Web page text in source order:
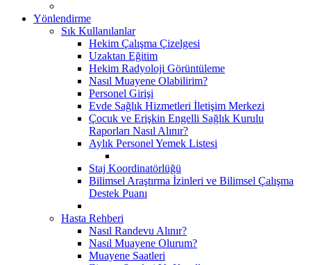
Yönlendirme
Sık Kullanılanlar
Hekim Çalışma Çizelgesi
Uzaktan Eğitim
Hekim Radyoloji Görüntüleme
Nasıl Muayene Olabilirim?
Personel Girişi
Evde Sağlık Hizmetleri İletişim Merkezi
Çocuk ve Erişkin Engelli Sağlık Kurulu
Raporları Nasıl Alınır?
Aylık Personel Yemek Listesi
Staj Koordinatörlüğü
Bilimsel Araştırma İzinleri ve Bilimsel Çalışma
Destek Puanı
Hasta Rehberi
Nasıl Randevu Alınır?
Nasıl Muayene Olurum?
Muayene Saatleri